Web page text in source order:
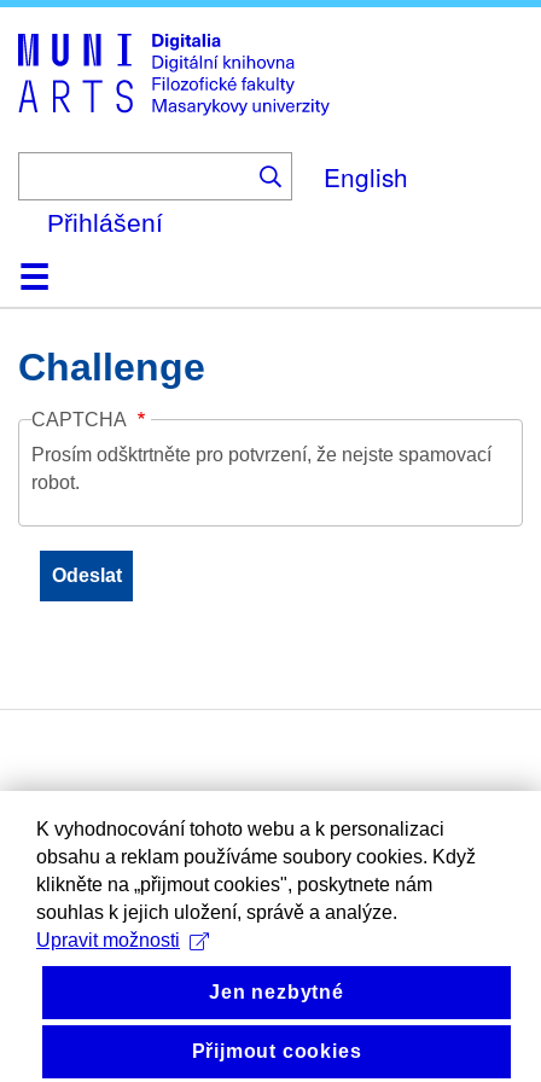
to
main
content
English
Přihlášení
DomůKolekce
Prohlížení
Vyhledávání
O platformě
Nápověda
KontaktDigitalia
Challenge
CAPTCHA
Prosím odšktrtněte pro potvrzení, že nejste spamovací
robot.
K vyhodnocování tohoto webu a k personalizaci
obsahu a reklam používáme soubory cookies. Když
klikněte na „přijmout cookies", poskytnete nám
souhlas k jejich uložení, správě a analýze.
Upravit možnosti
Jen nezbytné
Přijmout cookies